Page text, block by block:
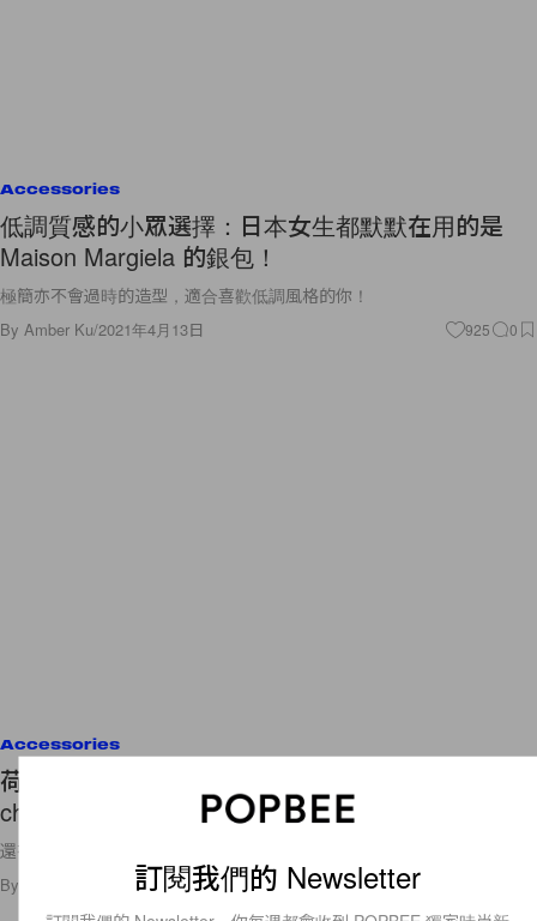
Accessories
低調質感的小眾選擇：日本女生都默默在用的是
Maison Margiela 的銀包！
極簡亦不會過時的造型，適合喜歡低調風格的你！
By Amber Ku/2021年4月13日 925 0
Accessories
荷包請預備：保證 2+ 用法，高性價比的 Wallet on
chain 該入手哪款？
還有僅剩一枚的打折款❤️
By 2021年3月31日
訂閱我們的 Newsletter